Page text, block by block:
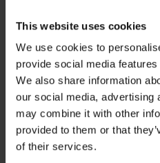
This website uses cookies
We use cookies to
provide social media
We also share information
our social media, advertising
may combine it with other
provided to them or that
of their services.
Kochasz piżamy
wspaniale. Wypróbuj
Lights. Jest uszyta ze
która świetnie
opcja na